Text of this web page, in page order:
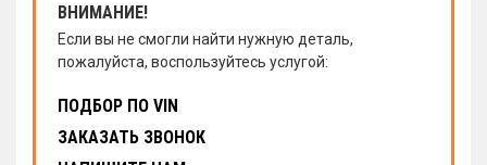
ВНИМАНИЕ!
Если вы не смогли найти нужную деталь,
пожалуйста, воспользуйтесь услугой:
ПОДБОР ПО VIN
ЗАКАЗАТЬ ЗВОНОК